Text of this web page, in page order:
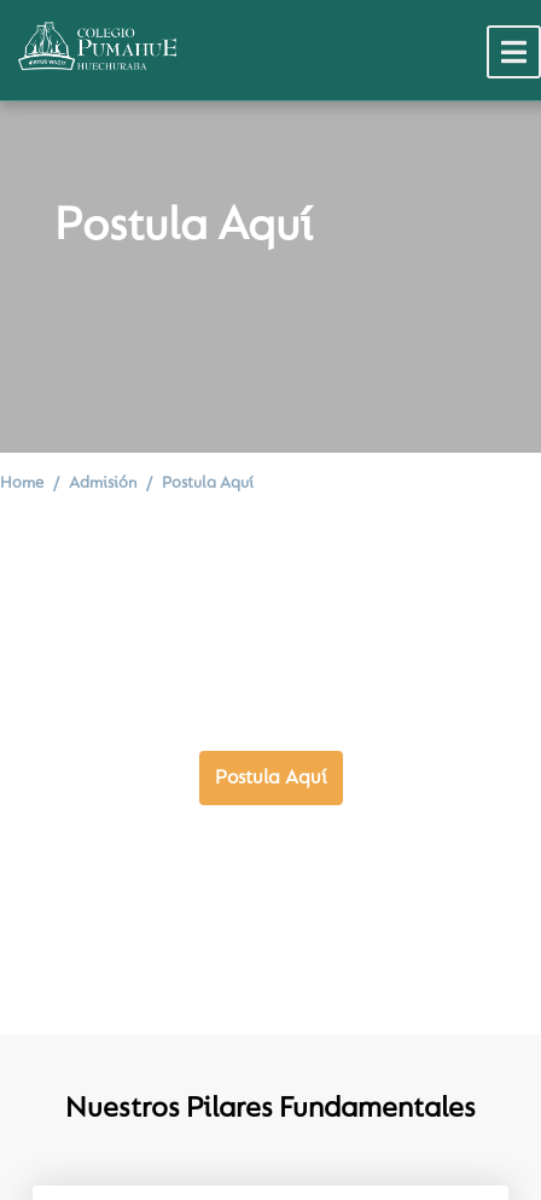
Postula Aquí
Home Admisión Postula Aquí
Postula Aquí
Nuestros Pilares Fundamentales